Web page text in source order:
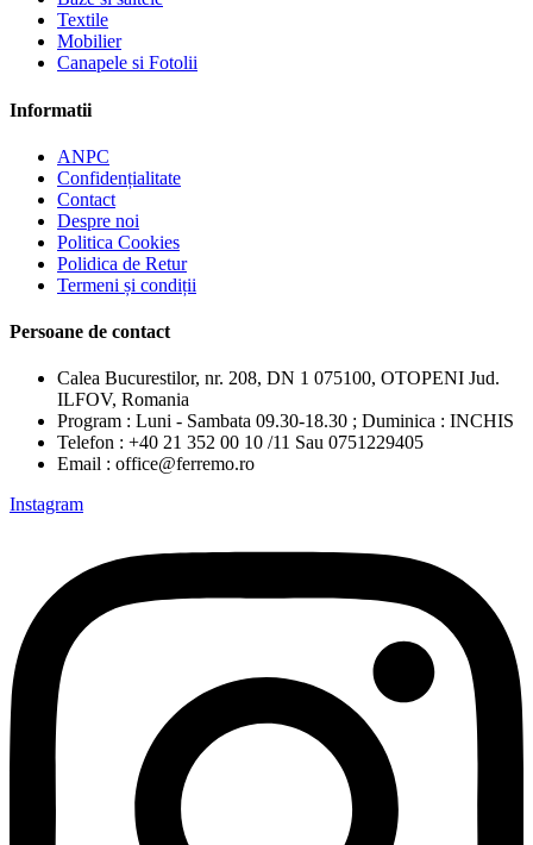
Textile
Mobilier
Canapele si Fotolii
Informatii
ANPC
Confidențialitate
Contact
Despre noi
Politica Cookies
Polidica de Retur
Termeni și condiții
Persoane de contact
Calea Bucurestilor, nr. 208, DN 1 075100, OTOPENI Jud.
ILFOV, Romania
Program : Luni - Sambata 09.30-18.30 ; Duminica : INCHIS
Telefon : +40 21 352 00 10 /11 Sau 0751229405
Email : office@ferremo.ro
Instagram